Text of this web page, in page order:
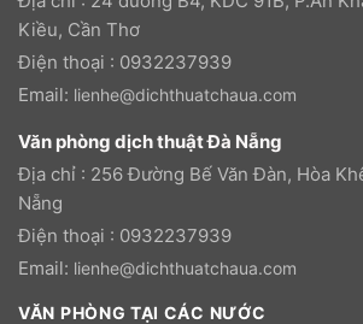
Kiều, Cần Thơ
Điện thoại : 0932237939
Email: lienhe@dichthuatchaua.com
Văn phòng dịch thuật Đà Nẵng
Địa chỉ : 256 Đường Bế Văn Đàn, Hòa
Nẵng
Điện thoại : 0932237939
Email: lienhe@dichthuatchaua.com
VĂN PHÒNG TẠI CÁC NƯỚC